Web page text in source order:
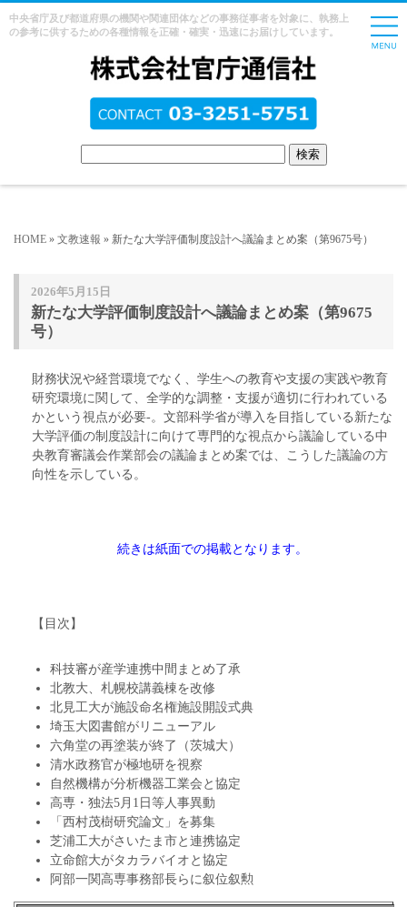
中央省庁及び都道府県の機関や関連団体などの事務従事者を対象に、執務上
の参考に供するための各種情報を正確・確実・迅速にお届けしています。
HOME » 文教速報 » 新たな大学評価制度設計へ議論まとめ案（第9675号）
2026年5月15日
新たな大学評価制度設計へ議論まとめ案（第9675
号）
財務状況や経営環境でなく、学生への教育や支援の実践や教育
研究環境に関して、全学的な調整・支援が適切に行われている
かという視点が必要‐。文部科学省が導入を目指している新たな
大学評価の制度設計に向けて専門的な視点から議論している中
央教育審議会作業部会の議論まとめ案では、こうした議論の方
向性を示している。
続きは紙面での掲載となります。
【目次】
科技審が産学連携中間まとめ了承
北教大、札幌校講義棟を改修
北見工大が施設命名権施設開設式典
埼玉大図書館がリニューアル
六角堂の再塗装が終了（茨城大）
清水政務官が極地研を視察
自然機構が分析機器工業会と協定
高専・独法5月1日等人事異動
「西村茂樹研究論文」を募集
芝浦工大がさいたま市と連携協定
立命館大がタカラバイオと協定
阿部一関高専事務部長らに叙位叙勲